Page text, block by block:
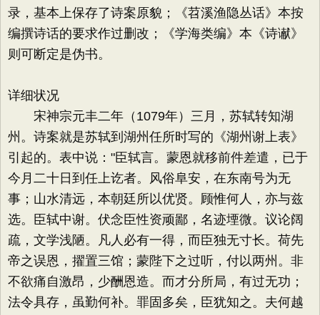
录，基本上保存了诗案原貌；《苕溪渔隐丛话》本按
编撰诗话的要求作过删改；《学海类编》本《诗谳》
则可断定是伪书。
详细状况
宋神宗元丰二年（1079年）三月，苏轼转知湖
州。诗案就是苏轼到湖州任所时写的《湖州谢上表》
引起的。表中说："臣轼言。蒙恩就移前件差遣，已于
今月二十日到任上讫者。风俗阜安，在东南号为无
事；山水清远，本朝廷所以优贤。顾惟何人，亦与兹
选。臣轼中谢。伏念臣性资顽鄙，名迹堙微。议论阔
疏，文学浅陋。凡人必有一得，而臣独无寸长。荷先
帝之误恩，擢置三馆；蒙陛下之过听，付以两州。非
不欲痛自激昂，少酬恩造。而才分所局，有过无功；
法令具存，虽勤何补。罪固多矣，臣犹知之。夫何越